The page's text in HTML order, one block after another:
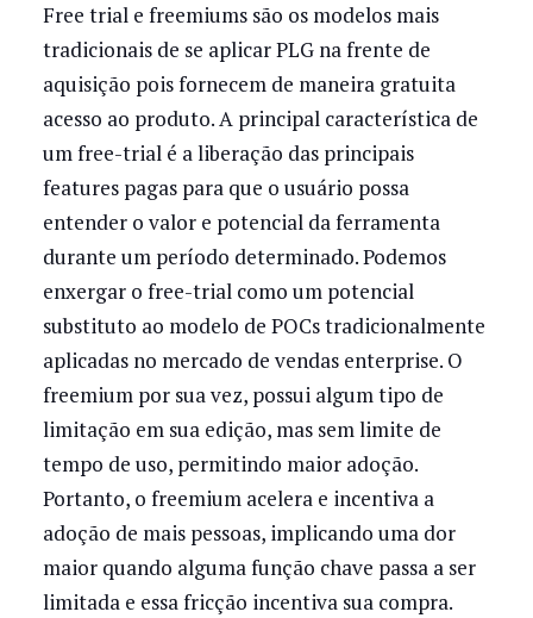
Free trial e freemiums são os modelos mais
tradicionais de se aplicar PLG na frente de
aquisição pois fornecem de maneira gratuita
acesso ao produto. A principal característica de
um free-trial é a liberação das principais
features pagas para que o usuário possa
entender o valor e potencial da ferramenta
durante um período determinado. Podemos
enxergar o free-trial como um potencial
substituto ao modelo de POCs tradicionalmente
aplicadas no mercado de vendas enterprise. O
freemium por sua vez, possui algum tipo de
limitação em sua edição, mas sem limite de
tempo de uso, permitindo maior adoção.
Portanto, o freemium acelera e incentiva a
adoção de mais pessoas, implicando uma dor
maior quando alguma função chave passa a ser
limitada e essa fricção incentiva sua compra.